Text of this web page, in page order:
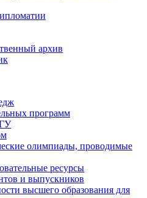
архив
программ
олимпиады, проводимые
ресурсы
и выпускников
высшего образования для